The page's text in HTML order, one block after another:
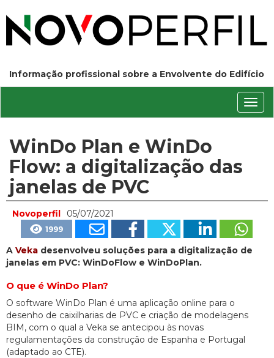
Informação profissional sobre a Envolvente do Edifício
WinDo Plan e WinDo
Flow: a digitalização das
janelas de PVC
Novoperfil 05/07/2021
1999
A Veka desenvolveu soluções para a digitalização de
janelas em PVC: WinDoFlow e WinDoPlan.
O que é WinDo Plan?
O software WinDo Plan é uma aplicação online para o
desenho de caixilharias de PVC e criação de modelagens
BIM, com o qual a Veka se antecipou às novas
regulamentações da construção de Espanha e Portugal
(adaptado ao CTE).